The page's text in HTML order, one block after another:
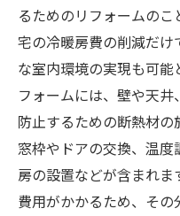
るためのリフォームの
宅の冷暖房費の削減だ
な室内環境の実現も可能
フォームには、壁や天
防止するための断熱材
窓枠やドアの交換、温
房の設置などが含まれ
費用がかかるため、そ